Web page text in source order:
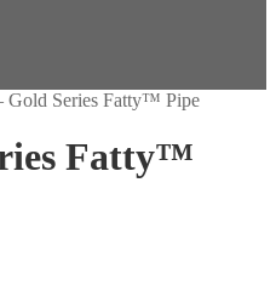
Gold Series Fatty™ Pipe
Fatty™